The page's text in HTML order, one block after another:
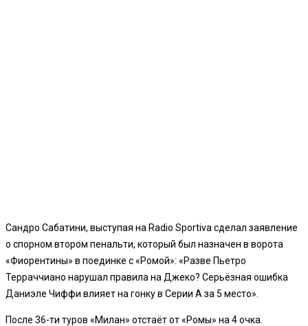
Сандро Сабатини, выступая на Radio Sportiva сделал заявление
о спорном втором пенальти, который был назначен в ворота
«Фиорентины» в поединке с «Ромой»: «Разве Пьетро
Терраччиано нарушал правила на Джеко? Серьёзная ошибка
Даниэле Чиффи влияет на гонку в Серии А за 5 место».
После 36-ти туров «Милан» отстаёт от «Ромы» на 4 очка.